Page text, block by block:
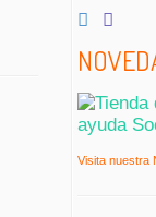
Visita nuestra